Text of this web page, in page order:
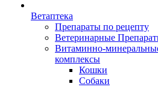
Ветаптека
Препараты по рецепту
Ветеринарные
Витаминно-
комплексы
Кошки
Собаки